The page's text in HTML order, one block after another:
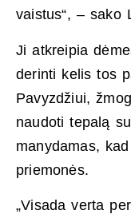
vaistus“, – sako
Ji atkreipia
derinti kelis tos
Pavyzdžiui,
naudoti tepalą
manydamas,
priemonės.
„Visada verta